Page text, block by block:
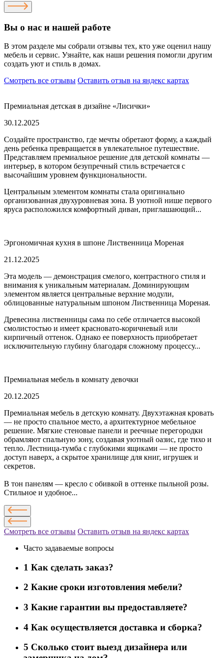
Вы о нас и нашей работе
В этом разделе мы собрали отзывы тех, кто уже оценил нашу
мебель и сервис. Узнайте, как наши решения помогли другим
создать уют и стиль в домах.
Смотреть все отзывы Оставить отзыв на яндекс картах
Премиальная детская в дизайне «Лисички»
30.12.2025
Создайте пространство, где мечты обретают форму, а каждый
день ребенка превращается в увлекательное путешествие.
Представляем премиальное решение для детской комнаты —
интерьер, в котором безупречный стиль встречается с
высочайшим уровнем функциональности.
Центральным элементом комнаты стала оригинально
организованная двухуровневая зона. В уютной нише первого
яруса расположился комфортный диван, приглашающий...
Эргономичная кухня в шпоне Лиственница Мореная
21.12.2025
Эта модель — демонстрация смелого, контрастного стиля и
внимания к уникальным материалам. Доминирующим
элементом является центральные верхние модули,
облицованные натуральным шпоном Лиственница Мореная.
Древесина лиственницы сама по себе отличается высокой
смолистостью и имеет красновато-коричневый или
кирпичный оттенок. Однако ее поверхность приобретает
исключительную глубину благодаря сложному процессу...
Премиальная мебель в комнату девочки
20.12.2025
Премиальная мебель в детскую комнату. Двухэтажная кровать
— не просто спальное место, а архитектурное мебельное
решение. Мягкие стеновые панели и реечные перегородки
обрамляют спальную зону, создавая уютный оазис, где тихо и
тепло. Лестница-тумба с глубокими ящиками — не просто
доступ наверх, а скрытое хранилище для книг, игрушек и
секретов.
В тон панелям — кресло с обивкой в оттенке пыльной розы.
Стильное и удобное...
Смотреть все отзывы Оставить отзыв на яндекс картах
Часто задаваемые вопросы
1 Как сделать заказ?
2 Какие сроки изготовления мебели?
3 Какие гарантии вы предоставляете?
4 Как осуществляется доставка и сборка?
5 Сколько стоит выезд дизайнера или